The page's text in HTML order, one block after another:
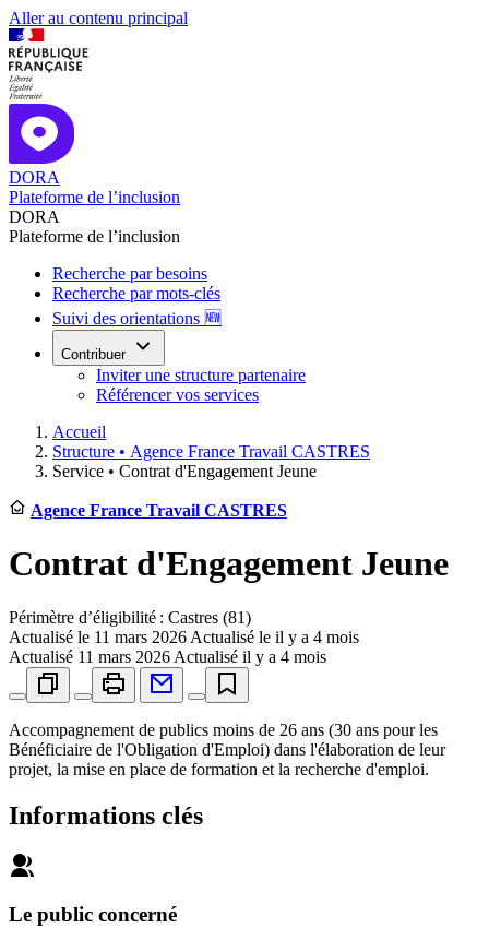
Aller au contenu principal
DORA
Plateforme de l’inclusion
DORA
Plateforme de l’inclusion
Recherche par besoins
Recherche par mots-clés
Suivi des orientations 🆕
Contribuer
Inviter une structure partenaire
Référencer vos services
Accueil
Structure • Agence France Travail CASTRES
Service • Contrat d'Engagement Jeune
Agence France Travail CASTRES
Contrat d'Engagement Jeune
Périmètre d’éligibilité : Castres (81)
Actualisé le 11 mars 2026 Actualisé le il y a 4 mois
Actualisé 11 mars 2026 Actualisé il y a 4 mois
Accompagnement de publics moins de 26 ans (30 ans pour les
Bénéficiaire de l'Obligation d'Emploi) dans l'élaboration de leur
projet, la mise en place de formation et la recherche d'emploi.
Informations clés
Le public concerné